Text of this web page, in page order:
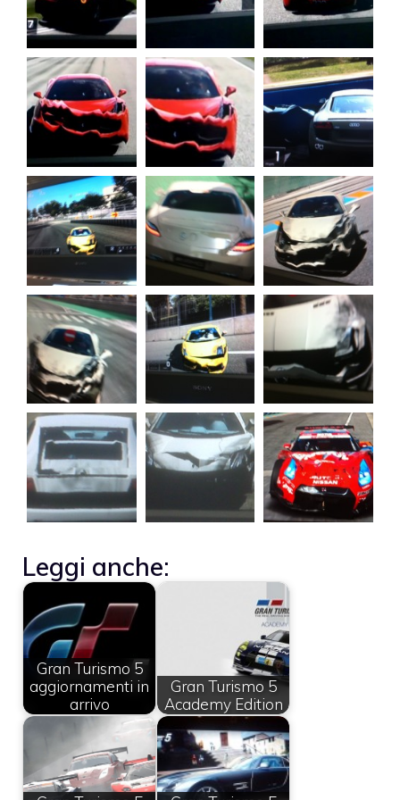
Leggi anche:
Gran Turismo 5
aggiornamenti in
arrivo
Gran Turismo 5
Academy Edition